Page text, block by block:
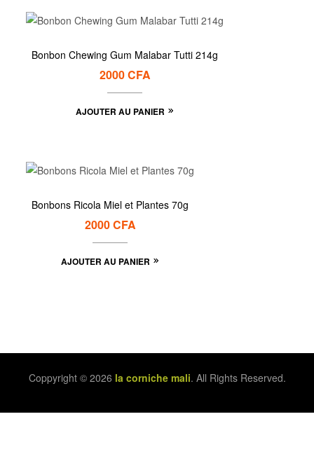
Bonbon Chewing Gum Malabar Tutti 214g
2000CFA
AJOUTER AU PANIER
Bonbons Ricola Miel et Plantes 70g
2000CFA
AJOUTER AU PANIER
Coppyright © 2026 la corniche mali. All Rights Reserved.